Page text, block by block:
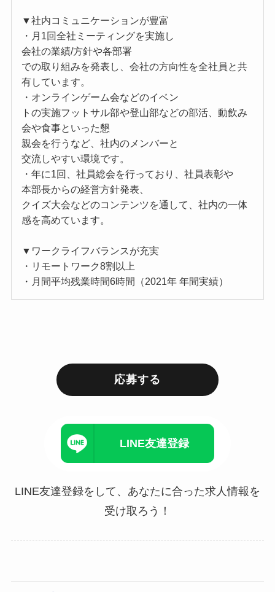
▼社内コミュニケーションが豊富
・月1回全社ミーティングを実施し
会社の業績/方針や各部署
での取り組みを発表し、会社の方向性を全社員と共
有しています。
・オンラインゲーム会などのイベン
トの実施フットサル部や登山部などの部活、動飲み
会や食事といった懇
親会を行うなど、社内のメンバーと
交流しやすい環境です。
・年に1回、社員総会を行っており、社員表彰や
本部長からの経営方針発表、
クイズ大会などのコンテンツを通して、社内の一体
感を高めています。
▼ワークライフバランスが充実
・リモートワーク8割以上
・月間平均残業時間6時間（2021年 年間実績）
応募する
LINE友達登録
LINE友達登録をして、あなたに合った求人情報を
受け取ろう！